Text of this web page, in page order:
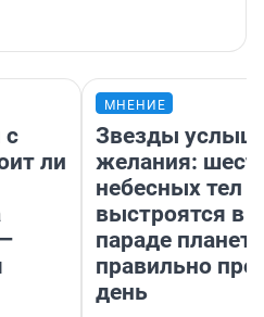
с
ли
МНЕНИЕ
Звезды
желания:
небесных тел
выстроятся в
параде планет
правильно
день